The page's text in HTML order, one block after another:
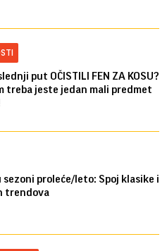
put OČISTILI FEN ZA KOSU?
treba jeste jedan mali predmet
sezoni proleće/leto: Spoj klasike i
trendova